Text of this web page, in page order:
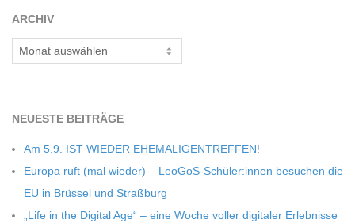
ARCHIV
Archiv
NEU­ESTE BEITRÄGE
Am 5.9. IST WIEDER EHEMALIGENTREFFEN!
Europa ruft (mal wie­der) – LeoGoS-Schüler:innen besu­chen die
EU in Brüs­sel und Straßburg
„Life in the Digi­tal Age“ – eine Woche vol­ler digi­ta­ler Erleb­nisse